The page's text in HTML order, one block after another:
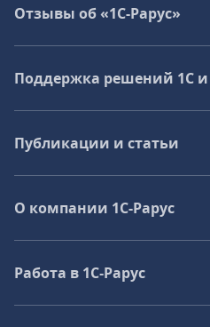
Отзывы об «1С-Рарус»
Поддержка решений 1С и
Публикации и статьи
О компании 1C-Рарус
Работа в 1С‑Рарус